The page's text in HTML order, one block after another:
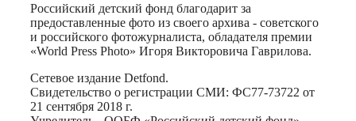
Российский детский фонд благодарит за
предоставленные фото из своего архива - советского
и российского фотожурналиста, обладателя премии
«World Press Photo» Игоря Викторовича Гаврилова.
Сетевое издание Detfond.
Свидетельство о регистрации СМИ: ФС77-73722 от
21 сентября 2018 г.